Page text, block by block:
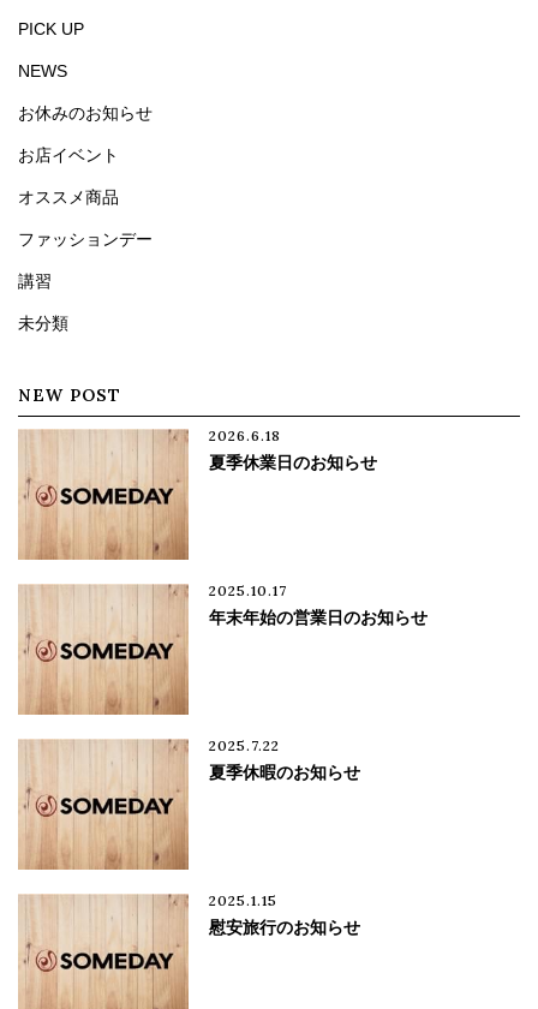
PICK UP
NEWS
お休みのお知らせ
お店イベント
オススメ商品
ファッションデー
講習
未分類
NEW POST
2026.6.18
夏季休業日のお知らせ
2025.10.17
年末年始の営業日のお知らせ
2025.7.22
夏季休暇のお知らせ
2025.1.15
慰安旅行のお知らせ